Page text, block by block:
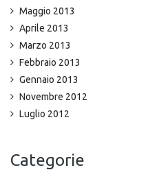
Maggio 2013
Aprile 2013
Marzo 2013
Febbraio 2013
Gennaio 2013
Novembre 2012
Luglio 2012
Categorie